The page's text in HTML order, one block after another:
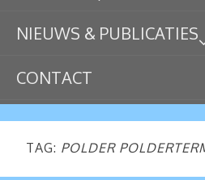
NIEUWS & PUBLICATIES
CONTACT
TAG: POLDER